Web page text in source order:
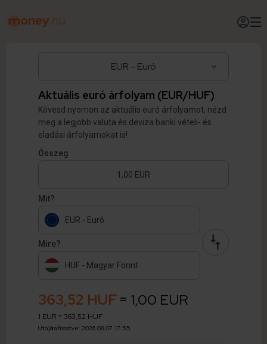
Aktuális euró árfolyam (EUR/HUF)
Kövesd nyomon az aktuális euró árfolyamot, nézd
meg a legjobb valuta és deviza banki vételi- és
eladási árfolyamokat is!
Összeg
Mit?
EUR - Euró
Mire?
HUF - Magyar Forint
363,52 HUF= 1,00 EUR
1 EUR = 363,52 HUF
Utoljára frissítve: 2026.08.07. 17:55